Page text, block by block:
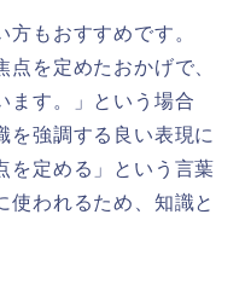
方もおすすめです。
点を定めたおかげで、
ます。」という場合
を強調する良い表現に
を定める」という言葉
使われるため、知識と